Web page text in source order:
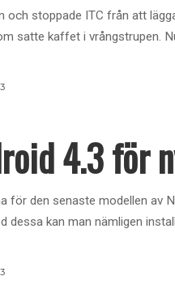
och stoppade ITC från att
satte kaffet i vrångstrupen.
4.3 för
för den senaste modellen av
dessa kan man nämligen